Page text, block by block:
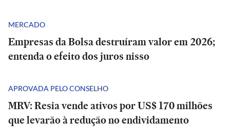
MERCADO
Empresas da Bolsa destruíram valor em 2026;
entenda o efeito dos juros nisso
APROVADA PELO CONSELHO
MRV: Resia vende ativos por US$ 170 milhões
que levarão à redução no endividamento